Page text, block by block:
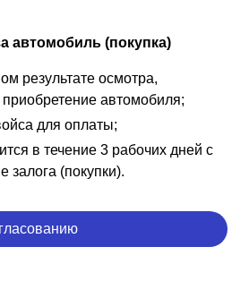
автомобиль (покупка)
результате осмотра,
автомобиля;
для оплаты;
в течение 3 рабочих дней с
залога (покупки).